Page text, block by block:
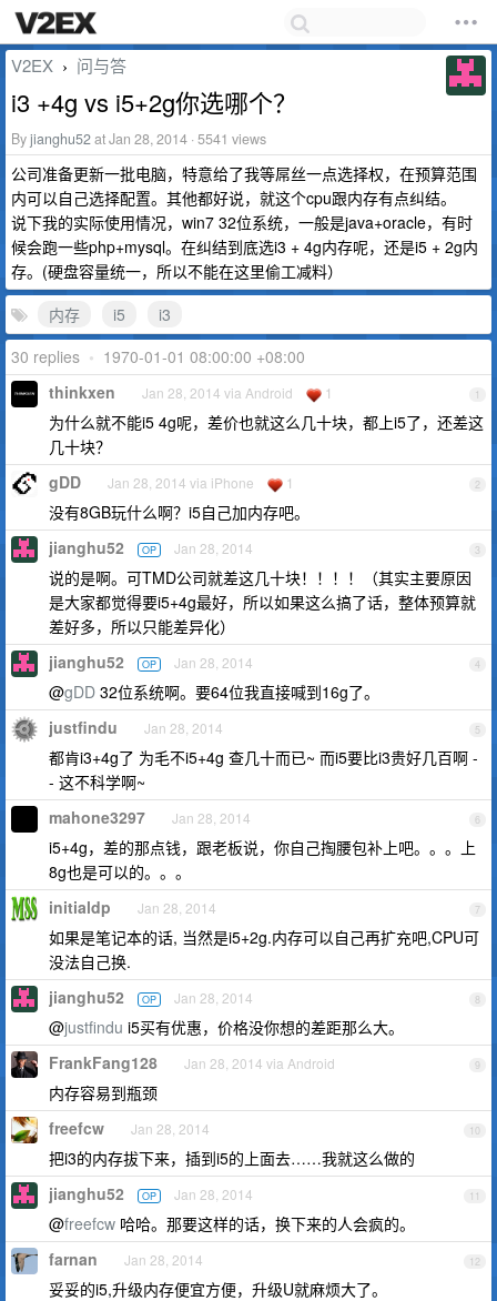
V2EX › 问与答
i3 +4g vs i5+2g你选哪个？
Byjianghu52at Jan 28, 2014 · 5541 views
公司准备更新一批电脑，特意给了我等屌丝一点选择权，在预算范围
内可以自己选择配置。其他都好说，就这个cpu跟内存有点纠结。
说下我的实际使用情况，win7 32位系统，一般是java+oracle，有时
候会跑一些php+mysql。在纠结到底选i3 + 4g内存呢，还是i5 + 2g内
存。(硬盘容量统一，所以不能在这里偷工减料）
内存
i5
i3
30 replies • 1970-01-01 08:00:00 +08:00
1
thinkxen Jan 28, 2014 via Android 1
为什么就不能i5 4g呢，差价也就这么几十块，都上i5了，还差这
几十块？
2
gDD Jan 28, 2014 via iPhone 1
没有8GB玩什么啊？i5自己加内存吧。
3
jianghu52 OP Jan 28, 2014
说的是啊。可TMD公司就差这几十块！！！！（其实主要原因
是大家都觉得要i5+4g最好，所以如果这么搞了话，整体预算就
差好多，所以只能差异化）
4
jianghu52 OP Jan 28, 2014
@gDD 32位系统啊。要64位我直接喊到16g了。
5
justfindu Jan 28, 2014
都肯i3+4g了 为毛不i5+4g 查几十而已~ 而i5要比i3贵好几百啊 -
- 这不科学啊~
6
mahone3297 Jan 28, 2014
i5+4g，差的那点钱，跟老板说，你自己掏腰包补上吧。。。上
8g也是可以的。。。
7
initialdp Jan 28, 2014
如果是笔记本的话, 当然是i5+2g.内存可以自己再扩充吧,CPU可
没法自己换.
8
jianghu52 OP Jan 28, 2014
@justfindu i5买有优惠，价格没你想的差距那么大。
9
FrankFang128 Jan 28, 2014 via Android
内存容易到瓶颈
10
freefcw Jan 28, 2014
把i3的内存拔下来，插到i5的上面去……我就这么做的
11
jianghu52 OP Jan 28, 2014
@freefcw 哈哈。那要这样的话，换下来的人会疯的。
12
farnan Jan 28, 2014
妥妥的i5,升级内存便宜方便，升级U就麻烦大了。